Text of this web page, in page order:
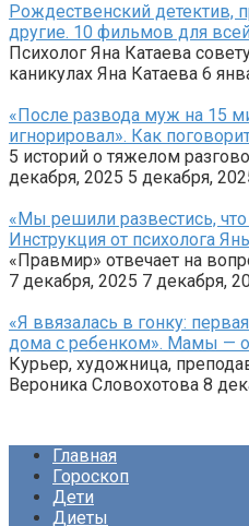
Рождественский
другие. 10 фильмов для
Психолог Яна Катаева
каникулах Яна Катаева 6
«После развода муж на 15
игнорировал». Как
5 историй о тяжелом
декабря, 2025 5 декабря,
«Мы решили развестись, что
Инструкция от психолога
«Правмир» отвечает на
7 декабря, 2025 7 декабря,
«Я ввязалась в гонку:
дома с ребенком». Мамы — о
Курьер, художница,
Вероника Словохотова 8
Главная
Гороскоп
Дети
Диеты